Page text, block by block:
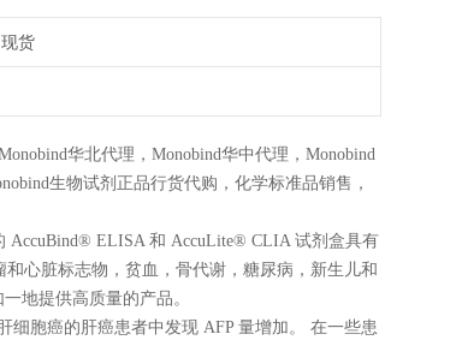
现货
华北代理， Monobind华中代理， Monobind
生物试剂正品行货代购，化学标准品销售，
AccuBind® ELISA 和 AccuLite® CLIA 试剂盒具有
心脏标志物，贫血，骨代谢，糖尿病，新生儿和
地提供高质量的产品。
胞癌的肝癌患者中发现 AFP 量增加。 在一些患